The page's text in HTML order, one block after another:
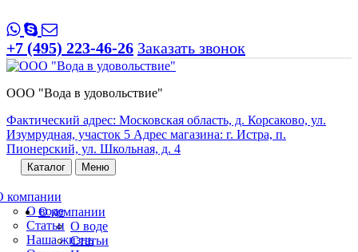
+7 (495) 223-46-26 Заказать звонок
ООО "Вода в удовольствие"
Фактический адрес: Московская область, д. Корсаково, ул.
Изумрудная, участок 5 Адрес магазина: г. Истра, п.
Пионерский, ул. Школьная, д. 4
Каталог Меню
компании
О воде
Статьи
Наша жизнь
О компании
О воде
Статьи